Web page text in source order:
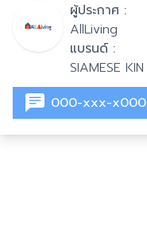
ผู้ประกาศ :
AllLiving
แบรนด์ :
SIAMESE KIN
000-xxx-x000